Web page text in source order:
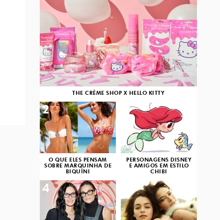
THE CRÈME SHOP X HELLO KITTY
O QUE ELES PENSAM
SOBRE MARQUINHA DE
BIQUÍNI
2
PERSONAGENS DISNEY
E AMIGOS EM ESTILO
CHIBI
3
4